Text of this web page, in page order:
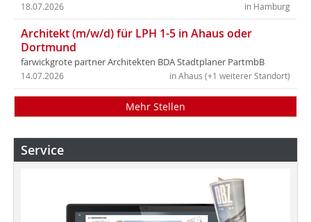
in Hamburg
18.07.2026
Architekt (m/w/d) für LPH 1-5 in Ahaus oder
Dortmund
farwickgrote partner Architekten BDA Stadtplaner PartmbB
in Ahaus (+1 weiterer Standort)
14.07.2026
Mehr Stellen
Service